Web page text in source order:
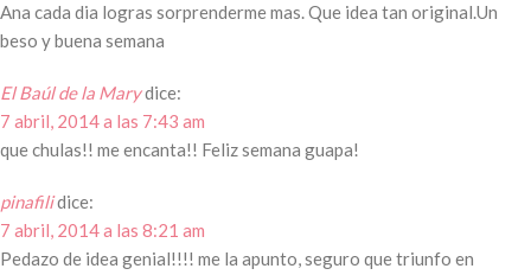
Ana cada dia logras sorprenderme mas. Que idea tan original.Un
beso y buena semana
El Baúl de la Marydice:
7 abril, 2014 a las 7:43 am
que chulas!! me encanta!! Feliz semana guapa!
pinafilidice:
7 abril, 2014 a las 8:21 am
Pedazo de idea genial!!!! me la apunto, seguro que triunfo en